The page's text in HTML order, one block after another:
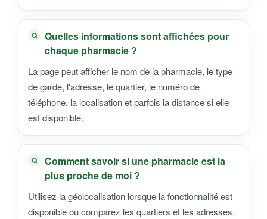
Quelles informations sont affichées pour
chaque pharmacie ?
La page peut afficher le nom de la pharmacie, le type
de garde, l'adresse, le quartier, le numéro de
téléphone, la localisation et parfois la distance si elle
est disponible.
Comment savoir si une pharmacie est la
plus proche de moi ?
Utilisez la géolocalisation lorsque la fonctionnalité est
disponible ou comparez les quartiers et les adresses.